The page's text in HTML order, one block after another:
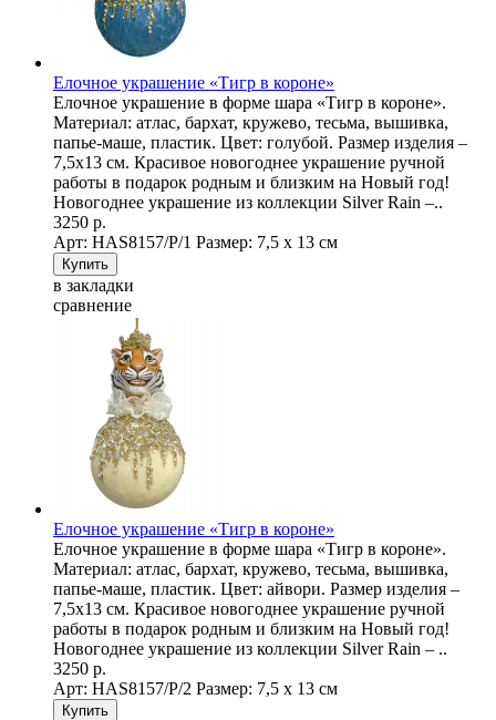
Елочное украшение «Тигр в короне»
Елочное украшение в форме шара «Тигр в короне».
Материал: атлас, бархат, кружево, тесьма, вышивка,
папье-маше, пластик. Цвет: голубой. Размер изделия –
7,5х13 см. Красивое новогоднее украшение ручной
работы в подарок родным и близким на Новый год!
Новогоднее украшение из коллекции Silver Rain –..
3250 р.
Арт: НAS8157/P/1 Размер: 7,5 х 13 см
в закладки
сравнение
Елочное украшение «Тигр в короне»
Елочное украшение в форме шара «Тигр в короне».
Материал: атлас, бархат, кружево, тесьма, вышивка,
папье-маше, пластик. Цвет: айвори. Размер изделия –
7,5х13 см. Красивое новогоднее украшение ручной
работы в подарок родным и близким на Новый год!
Новогоднее украшение из коллекции Silver Rain – ..
3250 р.
Арт: НAS8157/P/2 Размер: 7,5 х 13 см